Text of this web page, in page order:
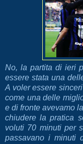
No, la partita di ieri
essere stata una
A voler essere
come una delle
e di fronte avevamo
chiudere la pratica
voluti 70 minuti per
passavano i minuti